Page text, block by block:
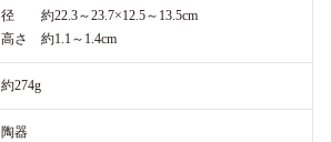
径 約22.3～23.7×12.5～13.5cm
高さ 約1.1～1.4cm
約274g
陶器